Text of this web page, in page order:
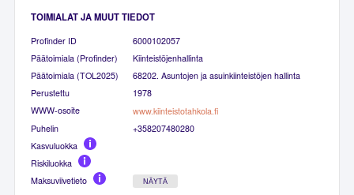
TOIMIALAT JA MUUT TIEDOT
Profinder ID
6000102057
Päätoimiala (Profinder)
Kiinteistöjenhallinta
Päätoimiala (TOL2025)
68202. Asuntojen ja asuinkiinteistöjen hallinta
Perustettu
1978
WWW-osoite
www.kiinteistotahkola.fi
Puhelin
+358207480280
Kasvuluokka
Riskiluokka
Maksuviivetieto
NÄYTÄ